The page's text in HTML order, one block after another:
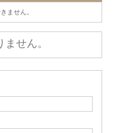
ません。
せん。